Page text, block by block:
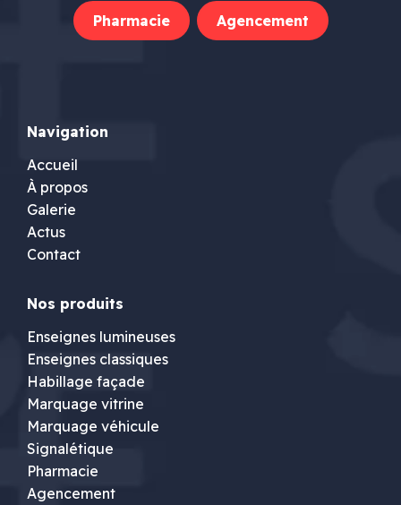
Pharmacie Agencement
Navigation
Accueil
À propos
Galerie
Actus
Contact
Nos produits
Enseignes lumineuses
Enseignes classiques
Habillage façade
Marquage vitrine
Marquage véhicule
Signalétique
Pharmacie
Agencement